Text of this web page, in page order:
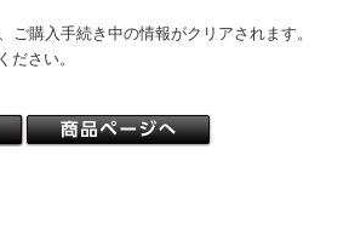
購入手続き中の情報がクリアされます。
ださい。